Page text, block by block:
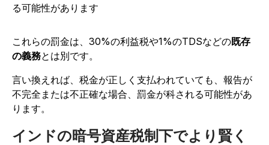
る可能性があります
これらの罰金は、30%の利益税や1%のTDSなどの既存
の義務とは別です。
言い換えれば、税金が正しく支払われていても、報告が
不完全または不正確な場合、罰金が科される可能性があ
ります。
インドの暗号資産税制下でより賢く